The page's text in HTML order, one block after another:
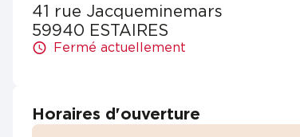
41 rue Jacqueminemars
59940 ESTAIRES
Fermé actuellement
Horaires d'ouverture